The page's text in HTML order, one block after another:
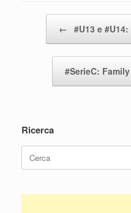
← #U13 e
#SerieC:
Ricerca
Ricerca
per: